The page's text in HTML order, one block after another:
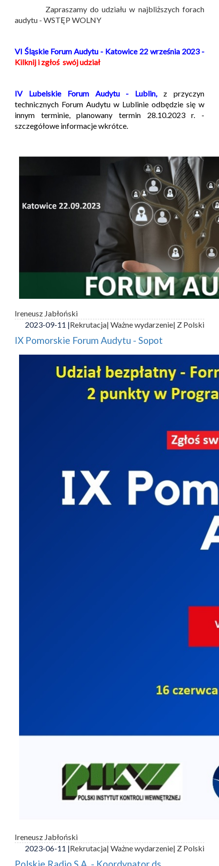
Zapraszamy do udziału w najbliższych forach
audytu - WSTĘP WOLNY
VI Śląskie Forum Audytu - Katowice 22 września 2023 -
Kilknij i zgłoś swój udział
IV Lubelskie Forum Audytu - Lublin,
z przyczyn
technicznych Forum Audytu w Lublinie odbędzie się w
innym terminie, planowany termin 28.10.2023 r. -
szczegółowe informacje wkrótce.
Ireneusz Jabłoński
2023-09-11 |Rekrutacja| Ważne wydarzenie| Z Polski
IX Pomorskie Forum Audytu - Sopot
Ireneusz Jabłoński
2023-06-11 |Rekrutacja| Ważne wydarzenie| Z Polski
Polskie Radio S.A. - Koordynator ds.